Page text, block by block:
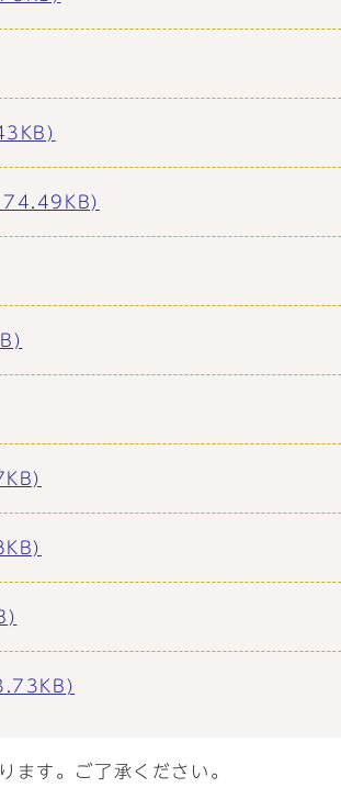
74.49KB)
ます。ご了承ください。